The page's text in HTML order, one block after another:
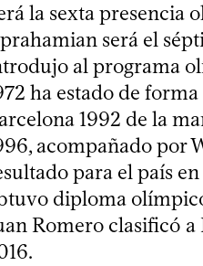
la sexta presencia
será el
al programa
ha estado de
1992 de la
acompañado por
para el país
diploma
Romero clasificó